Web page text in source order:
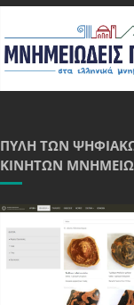
ΠΎΛΗ ΤΩΝ
ΚΙΝΗΤΏΝ